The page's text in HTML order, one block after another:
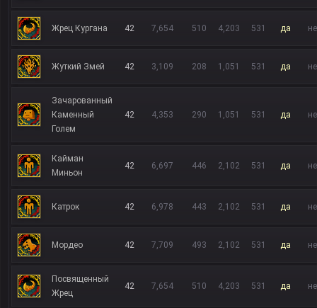
Жрец Кургана 42 7,654 510 4,203 531 да
Жуткий Змей 42 3,109 208 1,051 531 да
Зачарованный
Каменный
Голем
42 4,353 290 1,051 531 да
Кайман
Миньон
42 6,697 446 2,102 531 да
Катрок 42 6,978 443 2,102 531 да
Мордео 42 7,709 493 2,102 531 да
Посвященный
Жрец
42 7,654 510 4,203 531 да